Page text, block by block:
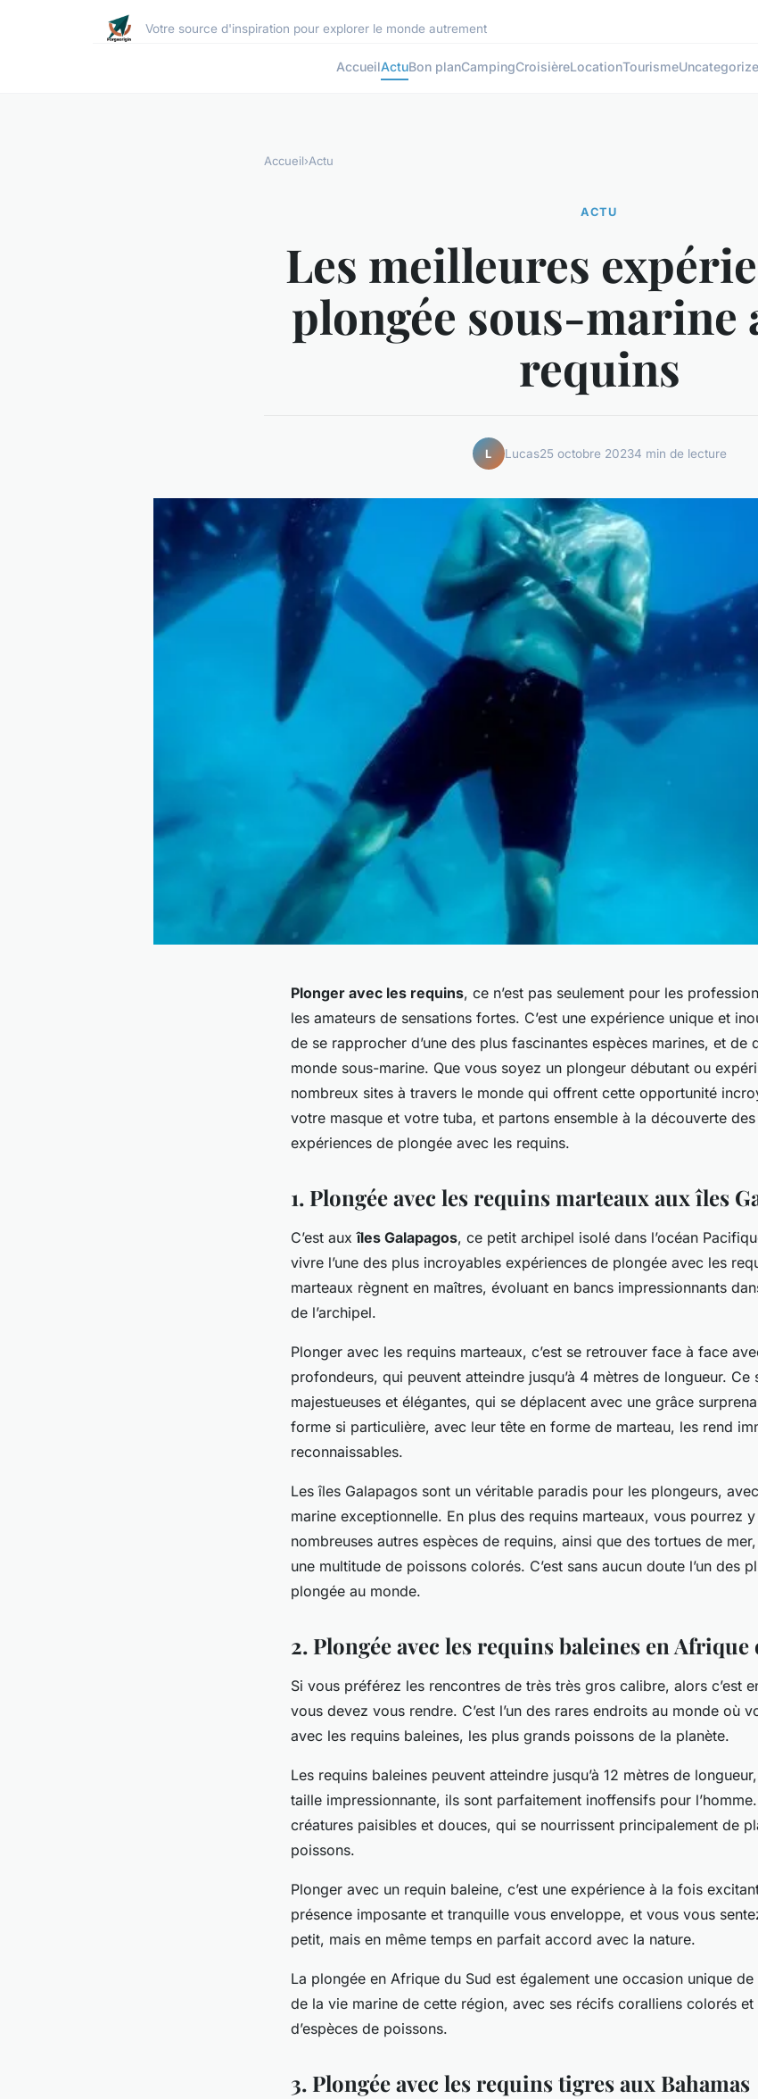
Votre source d'inspiration pour explorer le monde autrement
AccueilActuBon planCampingCroisièreLocationTourisme
Accueil›Actu
ACTU
Les meilleures
plongée sous-marine
requins
L Lucas25 octobre 20234 min de lecture
Plonger avec les requins, ce n’est pas seulement pour les
les amateurs de sensations fortes. C’est une expérience unique et
de se rapprocher d’une des plus fascinantes espèces marines, et de
monde sous-marine. Que vous soyez un plongeur débutant ou
nombreux sites à travers le monde qui offrent cette opportunité
votre masque et votre tuba, et partons ensemble à la découverte
expériences de plongée avec les requins.
1. Plongée avec les requins marteaux aux îles
C’est auxîles Galapagos, ce petit archipel isolé dans l’océan
vivre l’une des plus incroyables expériences de plongée avec les
marteaux règnent en maîtres, évoluant en bancs impressionnants
de l’archipel.
Plonger avec les requins marteaux, c’est se retrouver face à face
profondeurs, qui peuvent atteindre jusqu’à 4 mètres de longueur. Ce
majestueuses et élégantes, qui se déplacent avec une grâce
forme si particulière, avec leur tête en forme de marteau, les rend
reconnaissables.
Les îles Galapagos sont un véritable paradis pour les plongeurs,
marine exceptionnelle. En plus des requins marteaux, vous pourrez
nombreuses autres espèces de requins, ainsi que des tortues de
une multitude de poissons colorés. C’est sans aucun doute l’un des
plongée au monde.
2. Plongée avec les requins baleines en Afrique
Si vous préférez les rencontres de très très gros calibre, alors c’est
vous devez vous rendre. C’est l’un des rares endroits au monde où
avec les requins baleines, les plus grands poissons de la planète.
Les requins baleines peuvent atteindre jusqu’à 12 mètres de
taille impressionnante, ils sont parfaitement inoffensifs pour
créatures paisibles et douces, qui se nourrissent principalement de
poissons.
Plonger avec un requin baleine, c’est une expérience à la fois
présence imposante et tranquille vous enveloppe, et vous vous
petit, mais en même temps en parfait accord avec la nature.
La plongée en Afrique du Sud est également une occasion unique
de la vie marine de cette région, avec ses récifs coralliens colorés et
d’espèces de poissons.
3. Plongée avec les requins tigres aux Bahamas